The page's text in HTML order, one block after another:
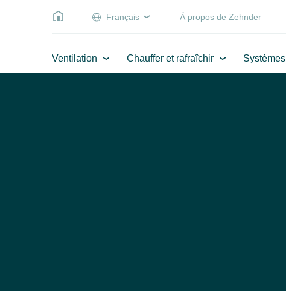
Français Á propos de Zehnder
Ventilation Chauffer et rafraîchir Systèmes